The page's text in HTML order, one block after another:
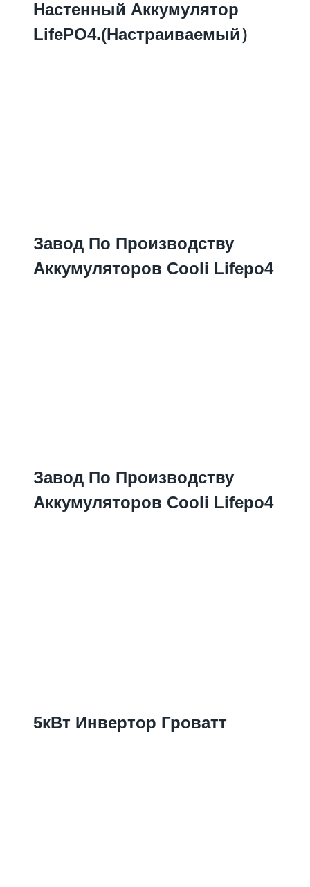
Настенный Аккумулятор
LifePO4.(Настраиваемый）
Завод По Производству
Аккумуляторов Cooli Lifepo4
Завод По Производству
Аккумуляторов Cooli Lifepo4
5кВт Инвертор Гроватт